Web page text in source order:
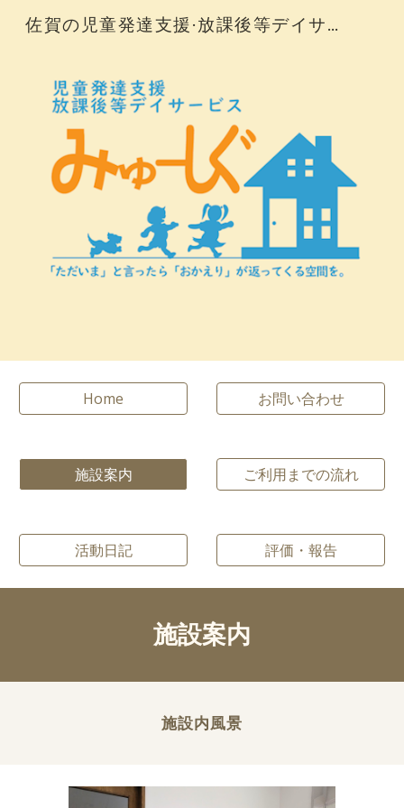
Skip to main content Skip to navigation
佐賀の児童発達支援·放課後等デイサービス
Home お問い合わせ
施設案内 ご利用までの流れ
活動日記 評価・報告
施設案内
施設内風景